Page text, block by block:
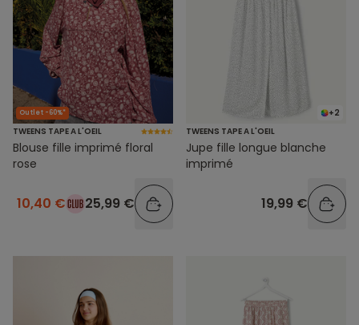
Outlet -60%*
TWEENS TAPE A L'OEIL
Blouse fille imprimé floral
rose
10,40 € 25,99 €
+2
TWEENS TAPE A L'OEIL
Jupe fille longue blanche
imprimé
19,99 €